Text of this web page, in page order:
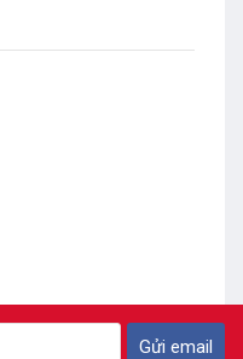
Gửi email